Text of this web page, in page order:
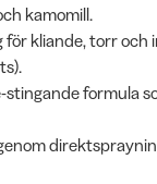
kamomill.
för kliande, torr
stingande formula